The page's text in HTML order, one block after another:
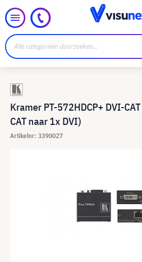
Kramer PT-572HDCP+ DVI-
CAT naar 1x DVI)
Artikelnr: 3390027